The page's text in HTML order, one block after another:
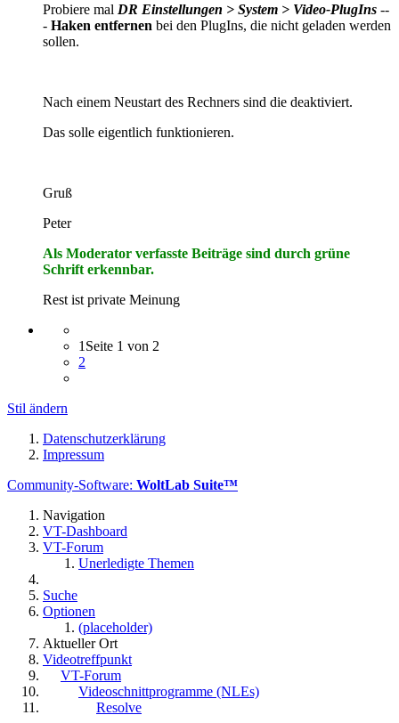
Probiere mal DR Einstellungen > System > Video-PlugIns --
- Haken entfernen bei den PlugIns, die nicht geladen werden
sollen.
Nach einem Neustart des Rechners sind die deaktiviert.
Das solle eigentlich funktionieren.
Gruß
Peter
Als Moderator verfasste Beiträge sind durch grüne
Schrift erkennbar.
Rest ist private Meinung
1 Seite 1 von 2
2
Stil ändern
Datenschutzerklärung
Impressum
Community-Software: WoltLab Suite™
Navigation
VT-Dashboard
VT-Forum
Unerledigte Themen
Suche
Optionen
(placeholder)
Aktueller Ort
Videotreffpunkt
VT-Forum
Videoschnittprogramme (NLEs)
Resolve